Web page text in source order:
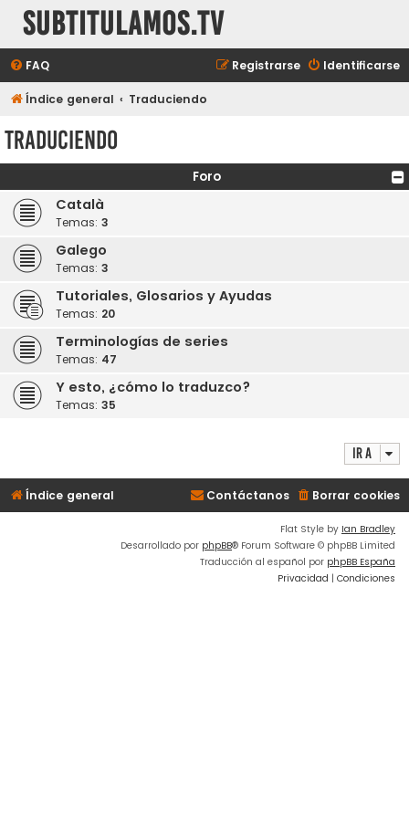
subtitulamos.tv
FAQ Identificarse
Registrarse
Índice general Traduciendo
Traduciendo
Foro
Català
Temas: 3
Galego
Temas: 3
Tutoriales, Glosarios y Ayudas
Temas: 20
Terminologías de series
Temas: 47
Y esto, ¿cómo lo traduzco?
Temas: 35
Ir a
Índice general Borrar cookies
Contáctanos
Flat Style by Ian Bradley
Desarrollado por phpBB® Forum Software © phpBB Limited
Traducción al español por phpBB España
Privacidad | Condiciones